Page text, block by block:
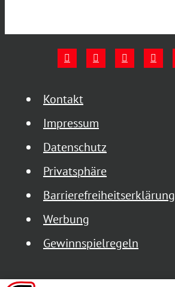
Kontakt
Impressum
Datenschutz
Privatsphäre
Barrierefreiheitserklärung
Werbung
Gewinnspielregeln